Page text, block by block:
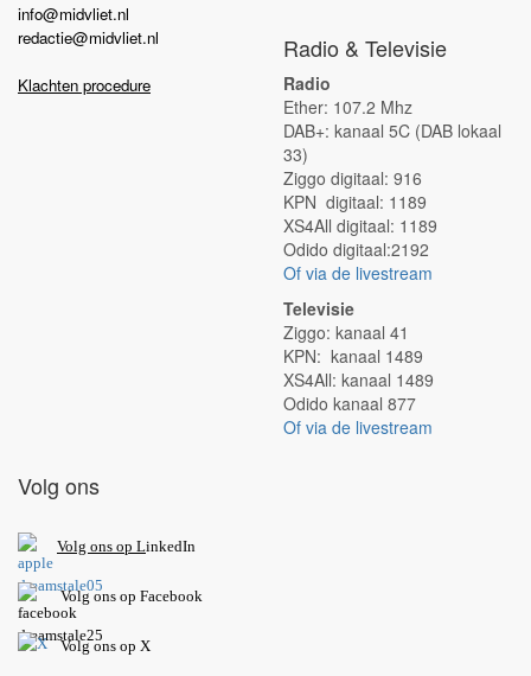
info@midvliet.nl
redactie@midvliet.nl
Klachten procedure
Radio & Televisie
Radio
Ether: 107.2 Mhz
DAB+: kanaal 5C (DAB lokaal
33)
Ziggo digitaal: 916
KPN digitaal: 1189
XS4All digitaal: 1189
Odido digitaal:2192
Of via de livestream
Televisie
Ziggo: kanaal 41
KPN: kanaal 1489
XS4All: kanaal 1489
Odido kanaal 877
Of via de livestream
Volg ons
Volg ons op LinkedIn
Volg ons op Facebook
Volg ons op X